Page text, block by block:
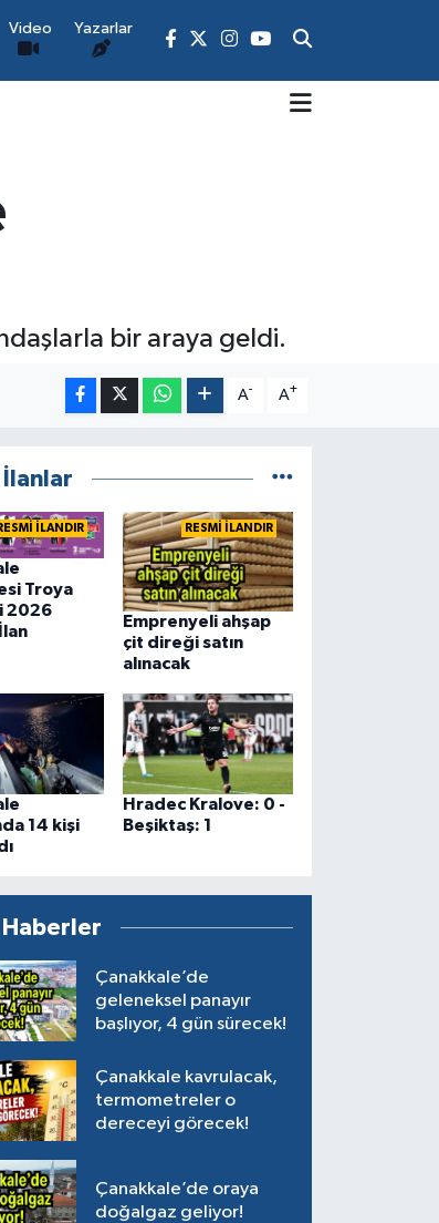
Video Yazarlar
bir araya geldi.
A- A+
İlanlar
İLANDIR
Troya
2026
RESMİ İLANDIR
Emprenyeli ahşap
çit direği satın
alınacak
14 kişi
Hradec Kralove: 0 -
Beşiktaş: 1
Haberler
Çanakkale’de
geleneksel panayır
başlıyor, 4 gün sürecek!
Çanakkale kavrulacak,
termometreler o
dereceyi görecek!
Çanakkale’de oraya
doğalgaz geliyor!